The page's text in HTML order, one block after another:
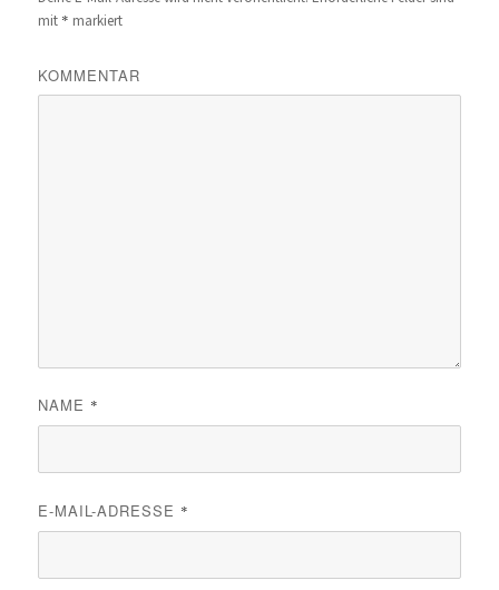
mit * markiert
KOMMENTAR
NAME *
E-MAIL-ADRESSE *